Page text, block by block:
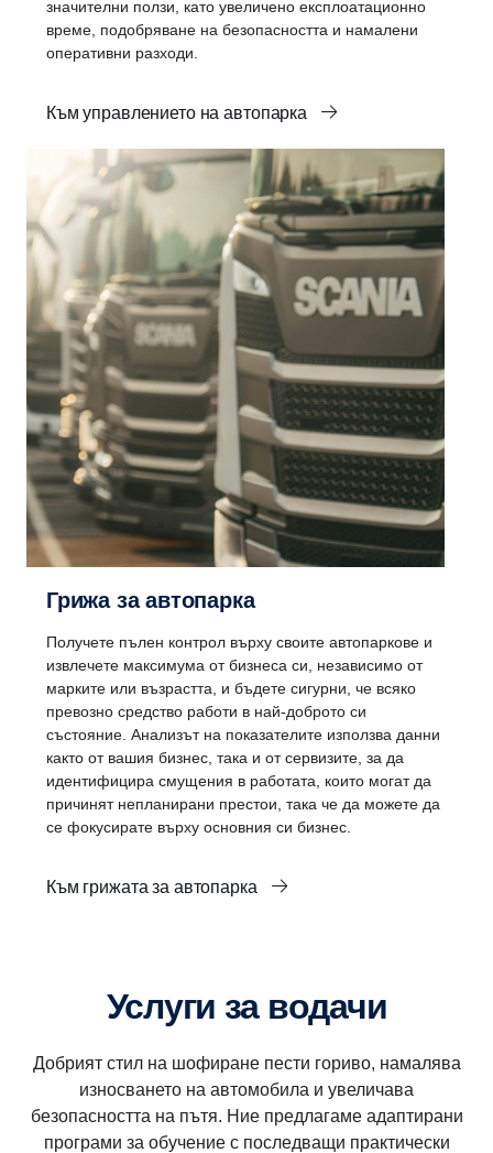
значителни ползи, като увеличено експлоатационно
време, подобряване на безопасността и намалени
оперативни разходи.
Към управлението на автопарка
Грижа за автопарка
Получете пълен контрол върху своите автопаркове и
извлечете максимума от бизнеса си, независимо от
марките или възрастта, и бъдете сигурни, че всяко
превозно средство работи в най-доброто си
състояние. Анализът на показателите използва данни
както от вашия бизнес, така и от сервизите, за да
идентифицира смущения в работата, които могат да
причинят непланирани престои, така че да можете да
се фокусирате върху основния си бизнес.
Към грижата за автопарка
Услуги за водачи
Добрият стил на шофиране пести гориво, намалява
износването на автомобила и увеличава
безопасността на пътя. Ние предлагаме адаптирани
програми за обучение с последващи практически